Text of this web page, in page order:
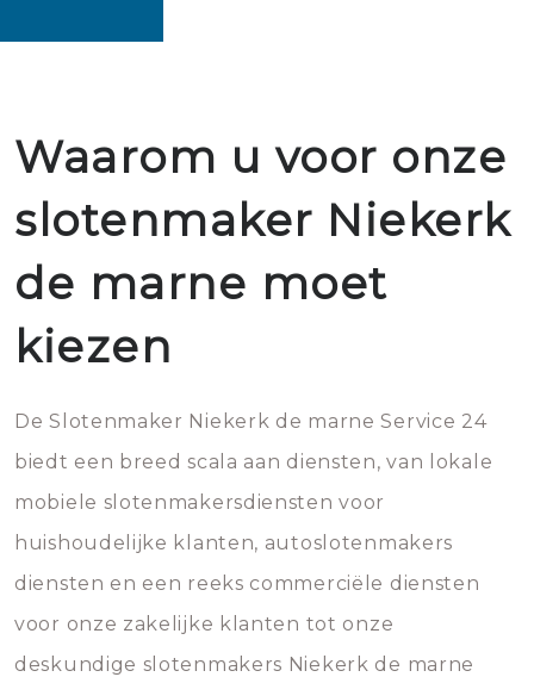
Waarom u voor onze
slotenmaker Niekerk
de marne moet
kiezen
De Slotenmaker Niekerk de marne Service 24
biedt een breed scala aan diensten, van lokale
mobiele slotenmakersdiensten voor
huishoudelijke klanten, autoslotenmakers
diensten en een reeks commerciële diensten
voor onze zakelijke klanten tot onze
deskundige slotenmakers Niekerk de marne